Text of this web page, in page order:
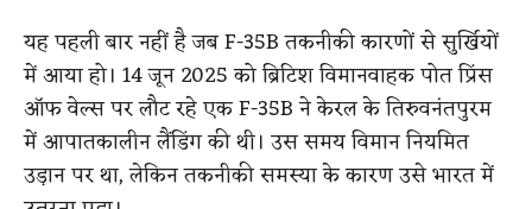
यह पहली बार नहीं है जब F-35B तकनीकी कारणों से सुर्खियों
में आया हो। 14 जून 2025 को ब्रिटिश विमानवाहक पोत प्रिंस
ऑफ वेल्स पर लौट रहे एक F-35B ने केरल के तिरुवनंतपुरम
में आपातकालीन लैंडिंग की थी। उस समय विमान नियमित
उड़ान पर था, लेकिन तकनीकी समस्या के कारण उसे भारत में